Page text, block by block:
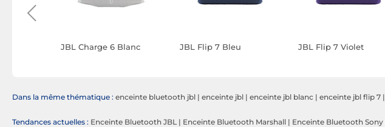
JBL Charge 6 Blanc JBL Flip 7 Bleu JBL Flip 7 Violet
Dans la même thématique : enceinte bluetooth jbl | enceinte jbl | enceinte jbl blanc | enceinte jbl flip 7 |
Tendances actuelles : Enceinte Bluetooth JBL | Enceinte Bluetooth Marshall | Enceinte Bluetooth Sony